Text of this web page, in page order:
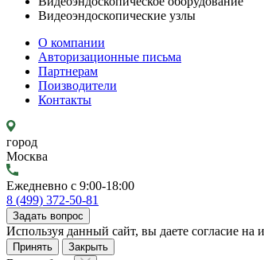
Видеоэндоскопические узлы
О компании
Авторизационные письма
Партнерам
Поизводители
Контакты
город
Москва
Ежедневно с 9:00-18:00
8 (499) 372-50-81
Задать вопрос
Используя данный сайт, вы даете согласие
Принять Закрыть